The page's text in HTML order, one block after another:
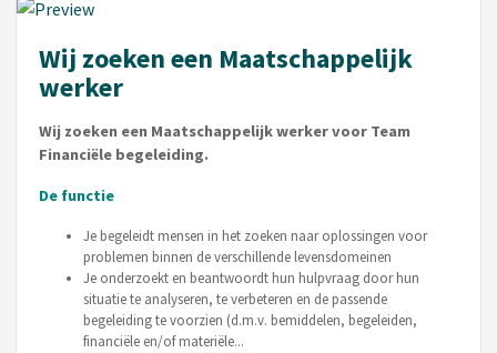
Wij zoeken een Maatschappelijk
werker
Wij zoeken een Maatschappelijk werker voor Team
Financiële begeleiding.
De functie
Je begeleidt mensen in het zoeken naar oplossingen voor
problemen binnen de verschillende levensdomeinen
Je onderzoekt en beantwoordt hun hulpvraag door hun
situatie te analyseren, te verbeteren en de passende
begeleiding te voorzien (d.m.v. bemiddelen, begeleiden,
financiële en/of materiële...